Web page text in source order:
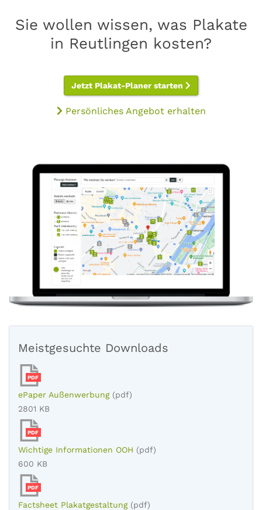
Sie wollen wissen, was Plakate
in Reutlingen kosten?
Jetzt Plakat-Planer starten
Persönliches Angebot erhalten
Meistgesuchte Downloads
PDF
ePaper Außenwerbung (pdf)
2801 KB
PDF
Wichtige Informationen OOH (pdf)
600 KB
PDF
Factsheet Plakatgestaltung (pdf)